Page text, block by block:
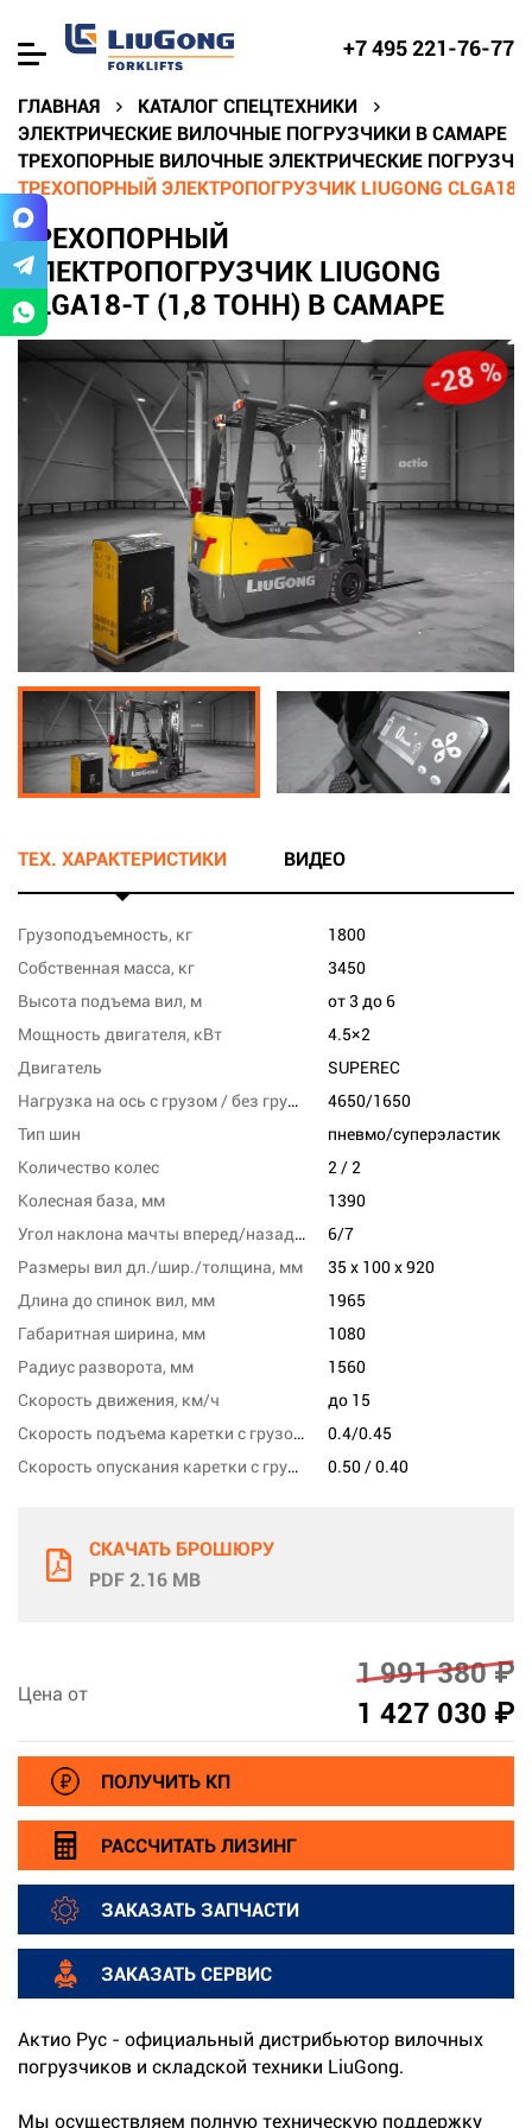
+7 495 221-76-77
ГЛАВНАЯ
КАТАЛОГ СПЕЦТЕХНИКИ
ЭЛЕКТРИЧЕСКИЕ ВИЛОЧНЫЕ ПОГРУЗЧИКИ В САМАРЕ
ТРЕХОПОРНЫЕ ВИЛОЧНЫЕ ЭЛЕКТРИЧЕСКИЕ
ТРЕХОПОРНЫЙ ЭЛЕКТРОПОГРУЗЧИК LIUGONG
ТРЕХОПОРНЫЙ
ЭЛЕКТРОПОГРУЗЧИК LIUGONG
CLGA18-T (1,8 ТОНН) В САМАРЕ
-28 %
ТЕХ. ХАРАКТЕРИСТИКИ ВИДЕО
Грузоподъемность, кг
1800
Собственная масса, кг
3450
Высота подъема вил, м
от 3 до 6
Мощность двигателя, кВт
4.5×2
Двигатель
SUPEREC
Нагрузка на ось с грузом / без груза, переднюю, кг
4650/1650
Тип шин
пневмо/суперэластик
Количество колес
2 / 2
Колесная база, мм
1390
Угол наклона мачты вперед/назад, град
6/7
Размеры вил дл./шир./толщина, мм
35 x 100 x 920
Длина до спинок вил, мм
1965
Габаритная ширина, мм
1080
Радиус разворота, мм
1560
Скорость движения, км/ч
до 15
Скорость подъема каретки с грузом/без груза, м/с
0.4/0.45
Скорость опускания каретки с грузом/без груза,м/сек
0.50 / 0.40
СКАЧАТЬ БРОШЮРУ
PDF 2.16 MB
Цена от
1 991 380 ₽
1 427 030 ₽
ПОЛУЧИТЬ КП
РАССЧИТАТЬ ЛИЗИНГ
ЗАКАЗАТЬ ЗАПЧАСТИ
ЗАКАЗАТЬ СЕРВИС
Актио Рус - официальный дистрибьютор вилочных
погрузчиков и складской техники LiuGong.
Мы осуществляем полную техническую поддержку